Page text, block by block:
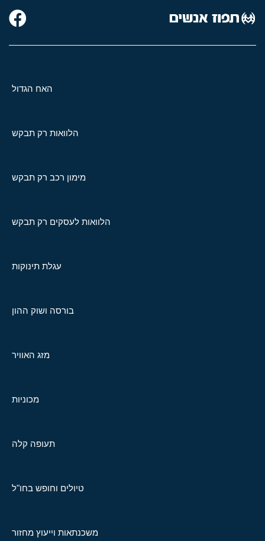
האח הגדול
הלוואות רק תבקש
מימון רכב רק תבקש
הלוואות לעסקים רק תבקש
עגלת תינוקות
בורסה ושוק ההון
מזג האוויר
מכוניות
תעופה קלה
טיולים וחופש בחו"ל
משכנתאות וייעוץ מחזור